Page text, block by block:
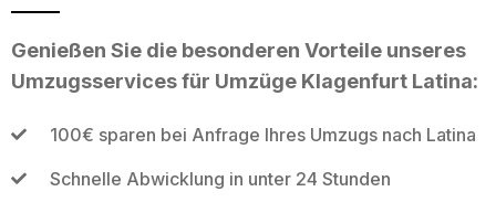
Genießen Sie die besonderen Vorteile unseres
Umzugsservices für Umzüge Klagenfurt Latina:
100€ sparen bei Anfrage Ihres Umzugs nach Latina
Schnelle Abwicklung in unter 24 Stunden